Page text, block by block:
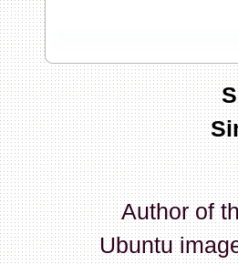
03 Апреля
whookey:
03 Апреля
GenKass:По
02 Апреля
Author of
Ubuntu